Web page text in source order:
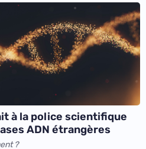
à la police scientifique
ADN étrangères
?